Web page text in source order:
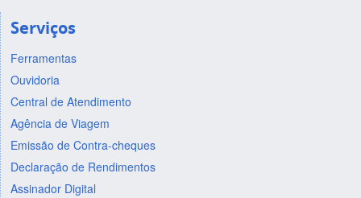
Serviços
Ferramentas
Ouvidoria
Central de Atendimento
Agência de Viagem
Emissão de Contra-cheques
Declaração de Rendimentos
Assinador Digital